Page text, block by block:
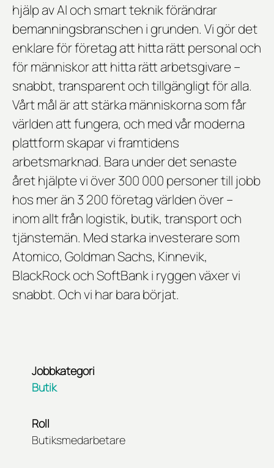
hjälp av AI och smart teknik förändrar
bemanningsbranschen i grunden. Vi gör det
enklare för företag att hitta rätt personal och
för människor att hitta rätt arbetsgivare –
snabbt, transparent och tillgängligt för alla.
Vårt mål är att stärka människorna som får
världen att fungera, och med vår moderna
plattform skapar vi framtidens
arbetsmarknad. Bara under det senaste
året hjälpte vi över 300 000 personer till jobb
hos mer än 3 200 företag världen över –
inom allt från logistik, butik, transport och
tjänstemän. Med starka investerare som
Atomico, Goldman Sachs, Kinnevik,
BlackRock och SoftBank i ryggen växer vi
snabbt. Och vi har bara börjat.
Jobbkategori
Butik
Roll
Butiksmedarbetare